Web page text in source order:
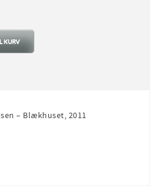
KURV
– Blækhuset, 2011